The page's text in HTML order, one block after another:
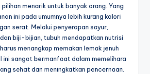
menarik untuk banyak orang. Yang
ini pada umumnya lebih kurang kalori
serat. Melalui penyerapan sayur,
biji-bijian, tubuh mendapatkan nutrisi
menangkap memakan lemak jenuh
ini sangat bermanfaat dalam memelihara
sehat dan meningkatkan pencernaan.